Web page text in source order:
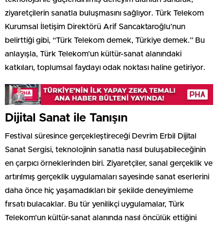
ziyaretçilerin sanatla buluşmasını sağlıyor. Türk Telekom
Kurumsal İletişim Direktörü Arif Sancaktaroğlu’nun
belirttiği gibi, “Türk Telekom demek, Türkiye demek.” Bu
anlayışla, Türk Telekom’un kültür-sanat alanındaki
katkıları, toplumsal faydayı odak noktası haline getiriyor.
Dijital Sanat ile Tanışın
Festival süresince gerçekleştireceği Devrim Erbil Dijital
Sanat Sergisi, teknolojinin sanatla nasıl buluşabileceğinin
en çarpıcı örneklerinden biri. Ziyaretçiler, sanal gerçeklik ve
artırılmış gerçeklik uygulamaları sayesinde sanat eserlerini
daha önce hiç yaşamadıkları bir şekilde deneyimleme
fırsatı bulacaklar. Bu tür yenilikçi uygulamalar, Türk
Telekom’un kültür-sanat alanında nasıl öncülük ettiğini